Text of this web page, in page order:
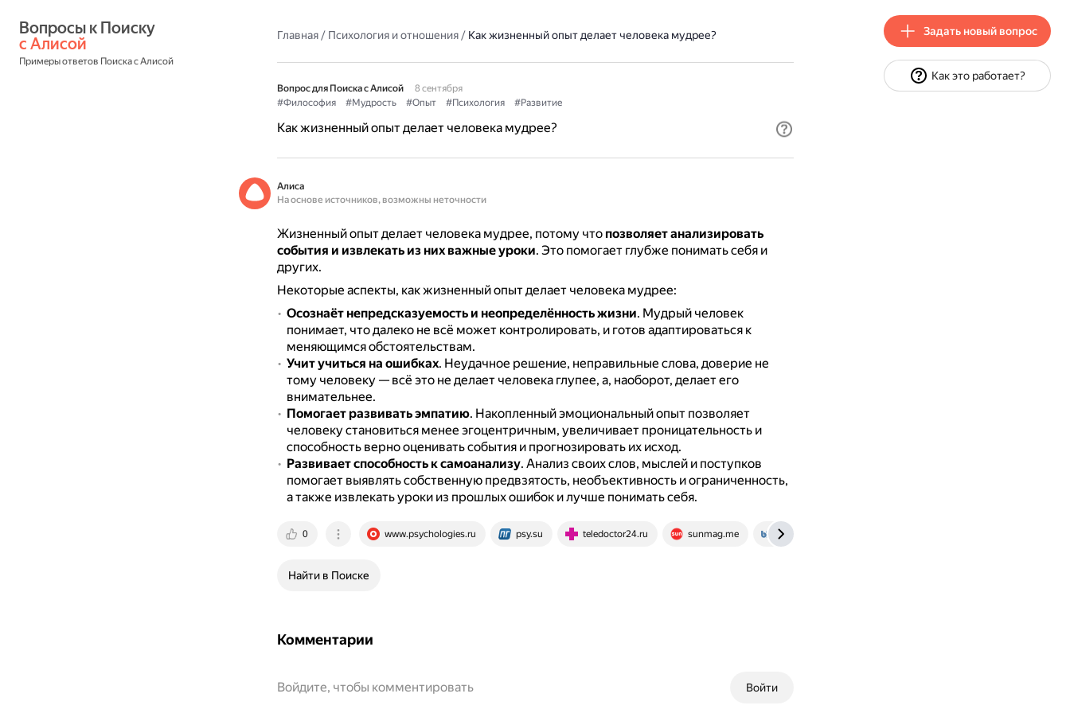
с Алисой
Примеры ответов Поиска с Алисой
Главная/ Психология и отношения/ Как жизненный опыт делает человека мудрее?
Вопрос для Поиска с Алисой
8 сентября
#Философия
#Мудрость #Опыт #Психология #Развитие
Как жизненный опыт делает человека мудрее?
Алиса
На основе источников, возможны неточности
Жизненный опыт делает человека мудрее, потому что позволяет анализировать
события и извлекать из них важные уроки. Это помогает глубже понимать себя и
других.
Некоторые аспекты, как жизненный опыт делает человека мудрее:
Осознаёт непредсказуемость и неопределённость жизни. Мудрый человек
понимает, что далеко не всё может контролировать, и готов адаптироваться к
меняющимся обстоятельствам.
Учит учиться на ошибках. Неудачное решение, неправильные слова, доверие не
тому человеку — всё это не делает человека глупее, а, наоборот, делает его
внимательнее.
Помогает развивать эмпатию. Накопленный эмоциональный опыт позволяет
человеку становиться менее эгоцентричным, увеличивает проницательность и
способность верно оценивать события и прогнозировать их исход.
Развивает способность к самоанализу. Анализ своих слов, мыслей и поступков
помогает выявлять собственную предвзятость, необъективность и ограниченность,
а также извлекать уроки из прошлых ошибок и лучше понимать себя.
0 www.psychologies.ru psy.su teledoctor24.ru sunmag.me www.b17.ru
Найти в Поиске
Комментарии
Войти
Войдите, чтобы комментировать
Задать новый вопрос
Как это работает?